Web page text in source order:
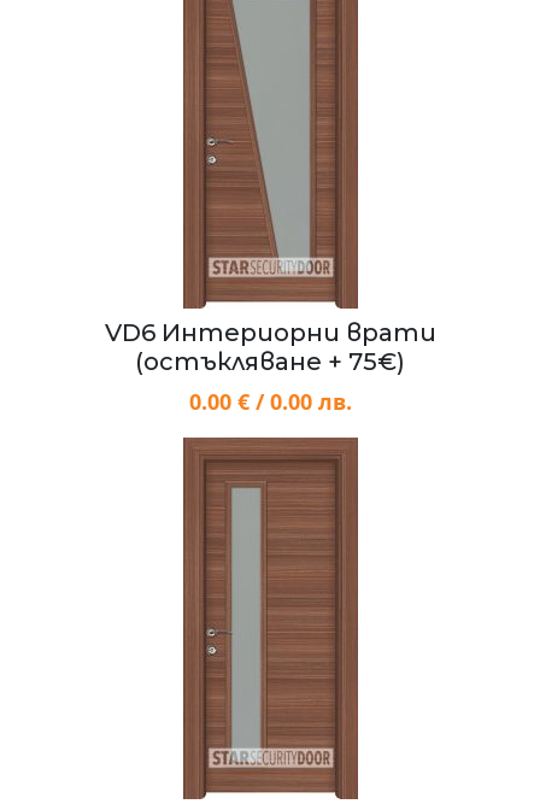
VD6 Интериорни врати
(остъкляване + 75€)
0.00 € / 0.00 лв.